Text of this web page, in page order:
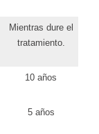
Mientras dure el
tratamiento.
10 años
5 años